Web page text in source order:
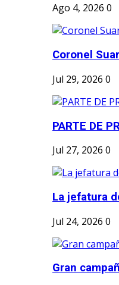
Ago 4, 2026 0
Coronel
Jul 29, 2026 0
PARTE DE
Jul 27, 2026 0
La jefatura
Jul 24, 2026 0
Gran